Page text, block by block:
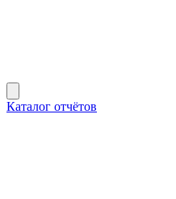
Каталог отчётов